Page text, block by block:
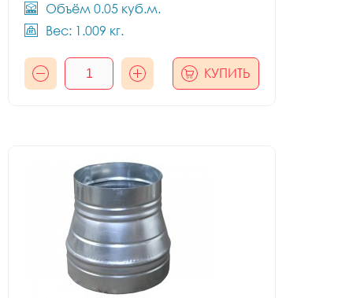
Объём 0.05 куб.м.
Вес: 1.009 кг.
КУПИТЬ